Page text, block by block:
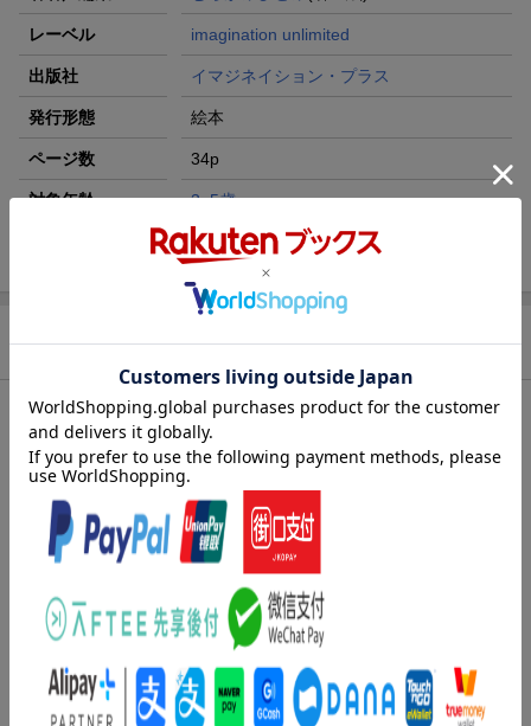
レーベル imagination unlimited
出版社 イマジネイション・プラス
発行形態 絵本
ページ数 34p
対象年齢 3~5歳
9784909809148
商品説明
内容紹介（出版社より）